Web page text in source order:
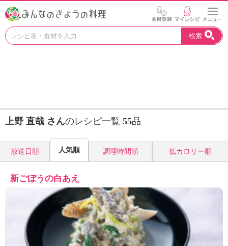
お
見
つ
よ
う
H
K
エ
デ
ュ
ケ
検索
上野 直哉 さんのレシピ一覧 55品
放送日順 人気順 調理時間順 低カロリー順
新ごぼうの白あえ